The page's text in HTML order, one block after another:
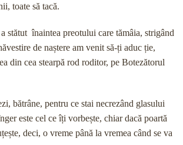
toate să tacă.
stătut înaintea preotului care tămâia, strigând
de naștere am venit să-ți aduc ție,
din cea stearpă rod roditor, pe Botezătorul
bătrâne, pentru ce stai necrezând glasului
este cel ce îți vorbește, chiar dacă poartă
deci, o vreme până la vremea când se va